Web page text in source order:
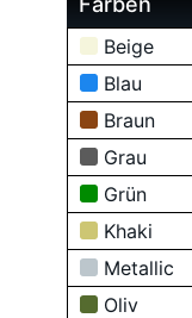
Beige
Blau
Braun
Grau
Grün
Khaki
Metallic
Oliv